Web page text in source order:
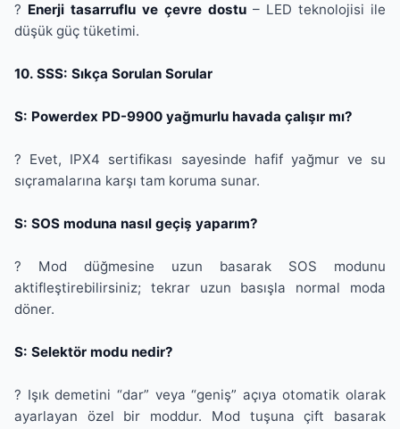
? Enerji tasarruflu ve çevre dostu – LED teknolojisi ile
düşük güç tüketimi.
10. SSS: Sıkça Sorulan Sorular
S: Powerdex PD-9900 yağmurlu havada çalışır mı?
? Evet, IPX4 sertifikası sayesinde hafif yağmur ve su
sıçramalarına karşı tam koruma sunar.
S: SOS moduna nasıl geçiş yaparım?
? Mod düğmesine uzun basarak SOS modunu
aktifleştirebilirsiniz; tekrar uzun basışla normal moda
döner.
S: Selektör modu nedir?
? Işık demetini “dar” veya “geniş” açıya otomatik olarak
ayarlayan özel bir moddur. Mod tuşuna çift basarak